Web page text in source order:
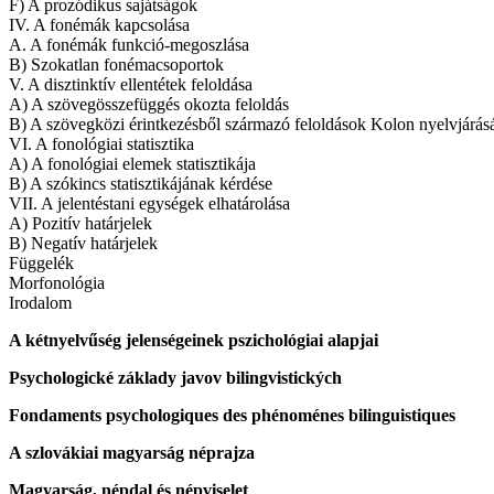
F) A prozódikus sajátságok
IV. A fonémák kapcsolása
A. A fonémák funkció-megoszlása
B) Szokatlan fonémacsoportok
V. A disztinktív ellentétek feloldása
A) A szövegösszefüggés okozta feloldás
B) A szövegközi érintkezésből származó feloldások Kolon
VI. A fonológiai statisztika
A) A fonológiai elemek statisztikája
B) A szókincs statisztikájának kérdése
VII. A jelentéstani egységek elhatárolása
A) Pozitív határjelek
B) Negatív határjelek
Függelék
Morfonológia
Irodalom
A kétnyelvűség jelenségeinek pszichológiai alapjai
Psychologické základy javov bilingvistických
Fondaments psychologiques des phénoménes bilinguistiques
A szlovákiai magyarság néprajza
Magyarság, népdal és népviselet